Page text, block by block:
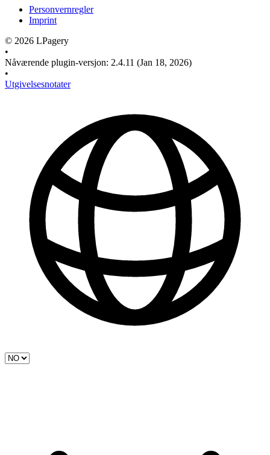
Personvernregler
Imprint
© 2026 LPagery
•
Nåværende plugin-versjon: 2.4.11 (Jan 18, 2026)
•
Utgivelsesnotater